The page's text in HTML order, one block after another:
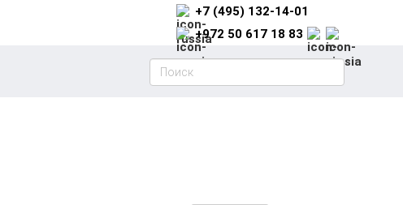
+7 (495) 132-14-01
+972 50 617 18 83